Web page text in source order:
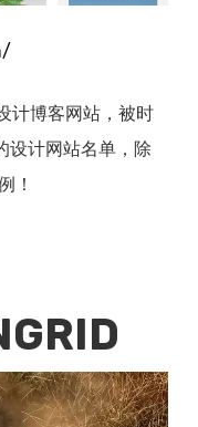
计博客网站，被时
设计网站名单，除
！